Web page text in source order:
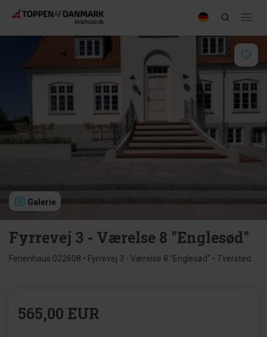
Galerie
Fyrrevej 3 - Værelse 8 "Englesød"
Ferienhaus 022608 • Fyrrevej 3 - Værelse 8 "Englesød" • Tversted
565,00 EUR